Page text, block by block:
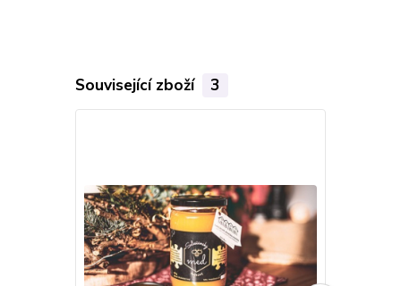
Související zboží 3